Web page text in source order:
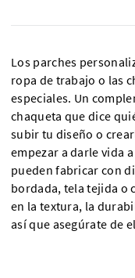
Los parches
ropa de trabajo o las
especiales. Un
chaqueta que dice
subir tu diseño o
empezar a darle vida
pueden fabricar con
bordada, tela tejida o
en la textura, la
así que asegúrate de